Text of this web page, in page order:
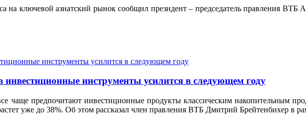
на ключевой азиатский рынок сообщил президент – председатель правления ВТБ
инвестиционные инструменты усилится в следующем году
чаще предпочитают инвестиционные продукты классическим накопительным
уже до 38%. Об этом рассказал член правления ВТБ Дмитрий Брейтенбихер в